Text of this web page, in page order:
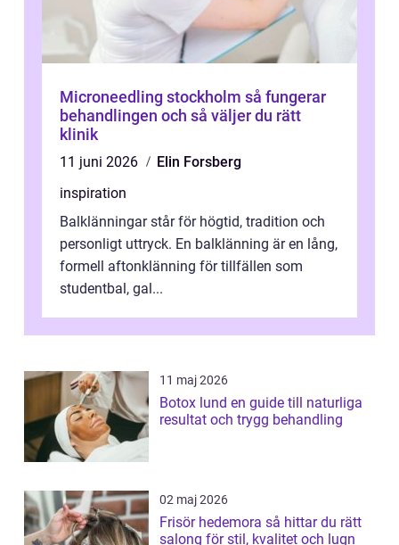
Microneedling stockholm så fungerar
behandlingen och så väljer du rätt
klinik
11 juni 2026
Elin Forsberg
inspiration
Balklänningar står för högtid, tradition och
personligt uttryck. En balklänning är en lång,
formell aftonklänning för tillfällen som
studentbal, gal...
11 maj 2026
Botox lund en guide till naturliga
resultat och trygg behandling
02 maj 2026
Frisör hedemora så hittar du rätt
salong för stil, kvalitet och lugn